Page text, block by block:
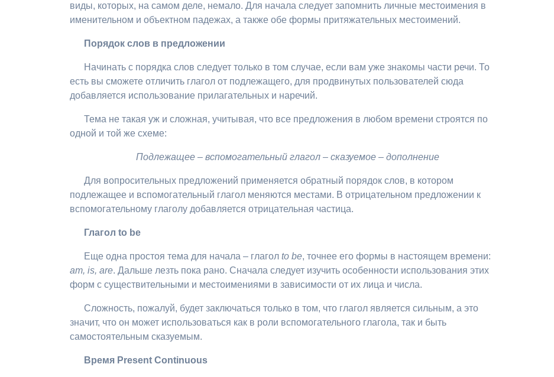
виды, которых, на самом деле, немало. Для начала следует запомнить личные местоимения в
именительном и объектном падежах, а также обе формы притяжательных местоимений.
Порядок слов в предложении
Начинать с порядка слов следует только в том случае, если вам уже знакомы части речи. То
есть вы сможете отличить глагол от подлежащего, для продвинутых пользователей сюда
добавляется использование прилагательных и наречий.
Тема не такая уж и сложная, учитывая, что все предложения в любом времени строятся по
одной и той же схеме:
Подлежащее – вспомогательный глагол – сказуемое – дополнение
Для вопросительных предложений применяется обратный порядок слов, в котором
подлежащее и вспомогательный глагол меняются местами. В отрицательном предложении к
вспомогательному глаголу добавляется отрицательная частица.
Глагол to be
Еще одна простоя тема для начала – глагол to be, точнее его формы в настоящем времени:
am, is, are. Дальше лезть пока рано. Сначала следует изучить особенности использования этих
форм с существительными и местоимениями в зависимости от их лица и числа.
Сложность, пожалуй, будет заключаться только в том, что глагол является сильным, а это
значит, что он может использоваться как в роли вспомогательного глагола, так и быть
самостоятельным сказуемым.
Время Present Continuous